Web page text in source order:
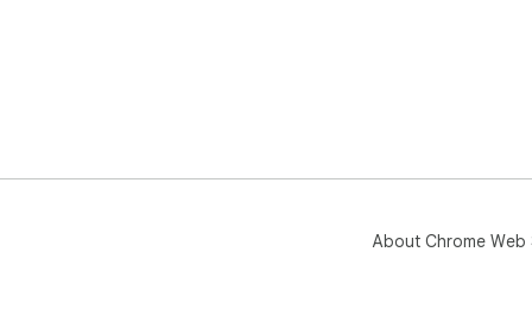
About Chrome Web